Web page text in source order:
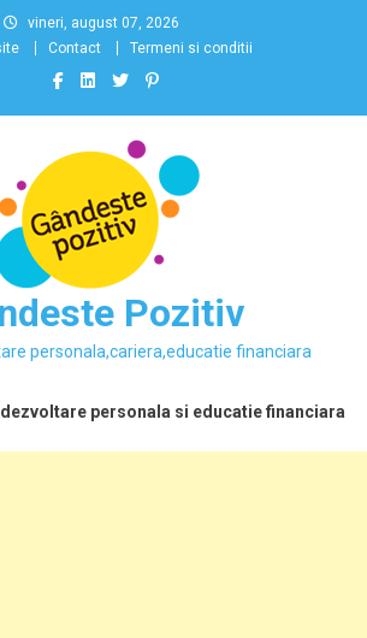
vineri, august 07, 2026
Contact Termeni si conditii
Pozitiv
personala,cariera,educatie financiara
dezvoltare personala si educatie financiara